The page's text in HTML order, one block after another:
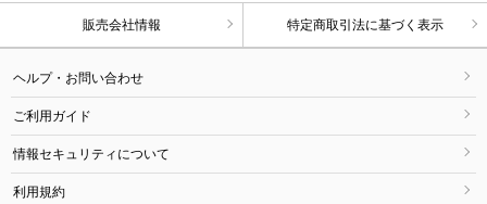
販売会社情報 特定商取引法に基づく表示
ヘルプ・お問い合わせ
ご利用ガイド
情報セキュリティについて
利用規約